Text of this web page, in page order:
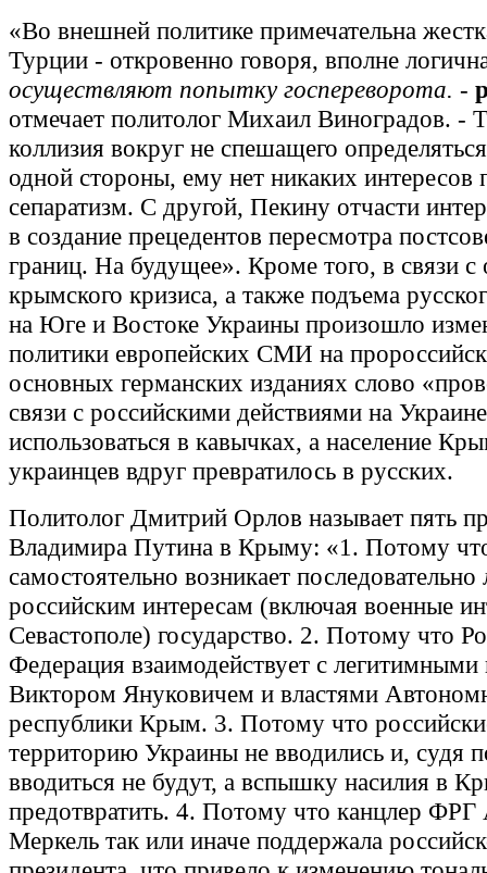
«Во внешней политике примечательна
Турции - откровенно говоря, вполне
осуществляют попытку госпереворота. -
отмечает политолог Михаил Виноградов. -
коллизия вокруг не спешащего
одной стороны, ему нет никаких интересов
сепаратизм. С другой, Пекину отчасти
в создание прецедентов пересмотра
границ. На будущее». Кроме того, в связи с
крымского кризиса, а также подъема
на Юге и Востоке Украины произошло
политики европейских СМИ на
основных германских изданиях слово
связи с российскими действиями на
использоваться в кавычках, а население
украинцев вдруг превратилось в русских.
Политолог Дмитрий Орлов называет пять
Владимира Путина в Крыму: «1. Потому
самостоятельно возникает последовательно
российским интересам (включая военные
Севастополе) государство. 2. Потому что
Федерация взаимодействует с
Виктором Януковичем и властями
республики Крым. 3. Потому что
территорию Украины не вводились и, судя
вводиться не будут, а вспышку насилия в
предотвратить. 4. Потому что канцлер ФРГ
Меркель так или иначе поддержала